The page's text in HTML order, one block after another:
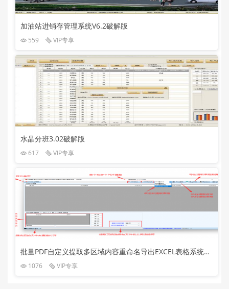
加油站进销存管理系统V6.2破解版
559 VIP专享
水晶分班3.02破解版
617 VIP专享
批量PDF自定义提取多区域内容重命名导出EXCEL表格系统T3.5正式版
1076 VIP专享